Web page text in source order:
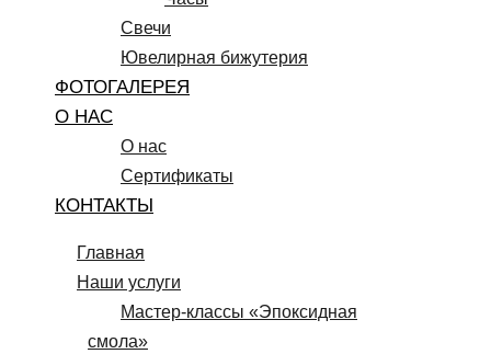
Свечи
Ювелирная бижутерия
ФОТОГАЛЕРЕЯ
О НАС
О нас
Сертификаты
КОНТАКТЫ
Главная
Наши услуги
Мастер-классы «Эпоксидная
смола»